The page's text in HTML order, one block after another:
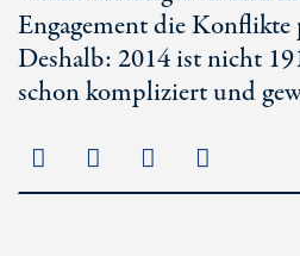
Engagement die
Deshalb: 2014 ist nicht
schon kompliziert und